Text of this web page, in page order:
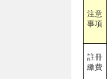
注意
事項
註冊
繳費